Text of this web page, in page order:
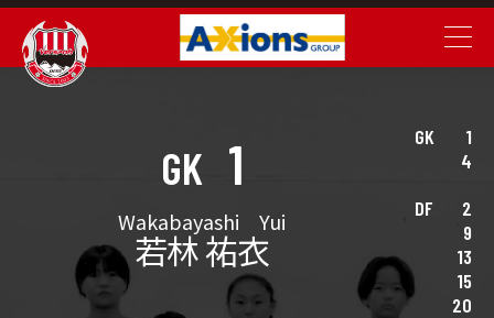
GK 1
Wakabayashi Yui
若林 祐衣
GK
1
4
DF
2
9
13
15
20